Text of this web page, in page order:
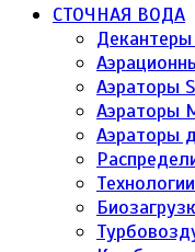
СТОЧНАЯ ВОДА
Декантеры
Аэраторы
Аэраторы
Аэраторы